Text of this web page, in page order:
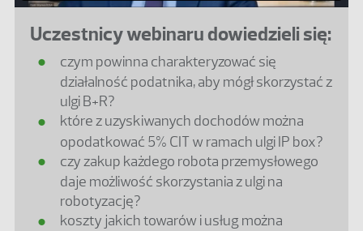
Uczestnicy webinaru dowiedzieli się:
czym powinna charakteryzować się
działalność podatnika, aby mógł skorzystać z
ulgi B+R?
które z uzyskiwanych dochodów można
opodatkować 5% CIT w ramach ulgi IP box?
czy zakup każdego robota przemysłowego
daje możliwość skorzystania z ulgi na
robotyzację?
koszty jakich towarów i usług można